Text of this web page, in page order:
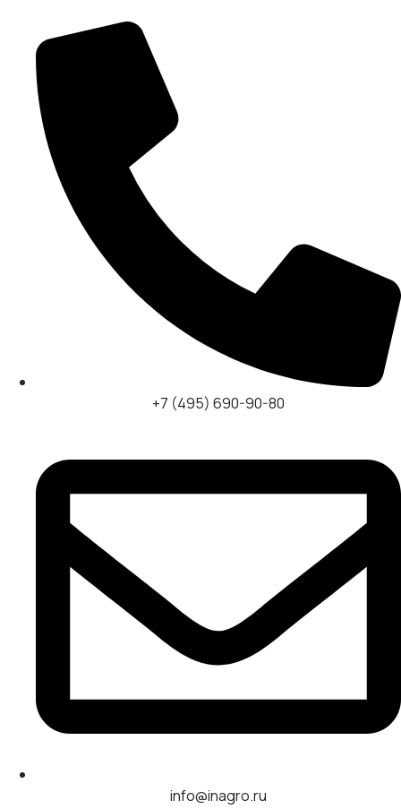
+7 (495) 690-90-80
info@inagro.ru